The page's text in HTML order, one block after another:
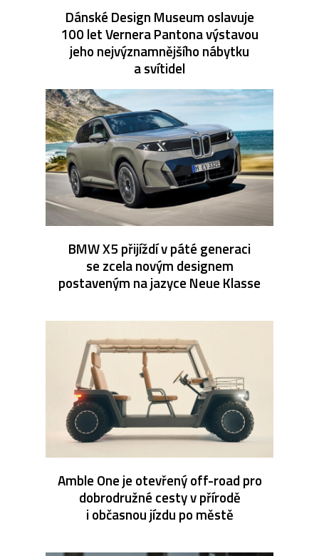
Dánské Design Museum oslavuje
100 let Vernera Pantona výstavou
jeho nejvýznamnějšího nábytku
a svítidel
BMW X5 přijíždí v páté generaci
se zcela novým designem
postaveným na jazyce Neue Klasse
Amble One je otevřený off-road pro
dobrodružné cesty v přírodě
i občasnou jízdu po městě